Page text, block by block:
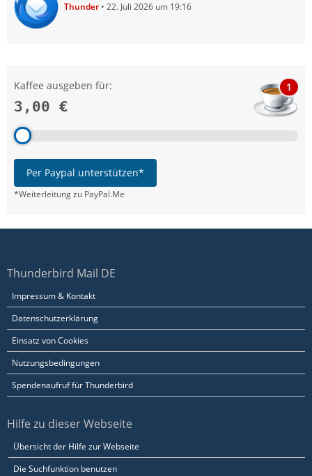
Thunder 22. Juli 2026 um 19:16
Kaffee ausgeben für:
3,00 €
1
Per Paypal unterstützen*
*Weiterleitung zu PayPal.Me
Thunderbird Mail DE
Impressum & Kontakt
Datenschutzerklärung
Einsatz von Cookies
Nutzungsbedingungen
Spendenaufruf für Thunderbird
Hilfe zu dieser Webseite
Übersicht der Hilfe zur Webseite
Die Suchfunktion benutzen